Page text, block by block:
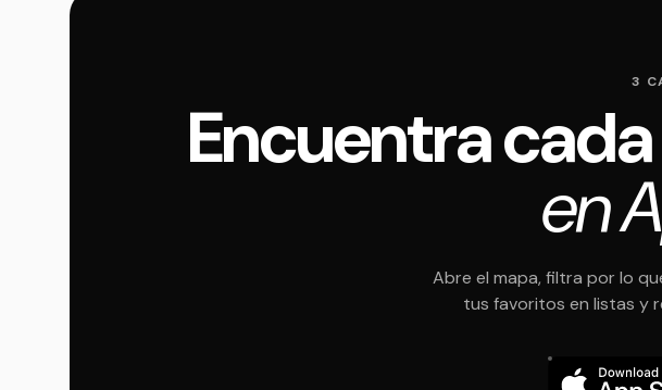
3
Encuentra
en
Abre el mapa, filtra por lo
tus favoritos en listas y